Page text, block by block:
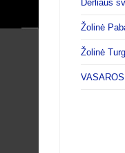
Derliaus
Žolinė
Žolinė